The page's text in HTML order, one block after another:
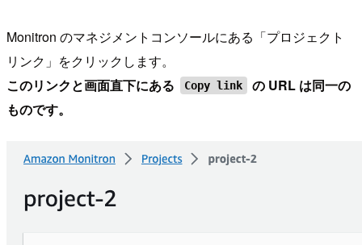
Monitron のマネジメントコンソールにある「プロジェクト
リンク」をクリックします。
このリンクと画面直下にある
Copy link
の URL は同一の
ものです。